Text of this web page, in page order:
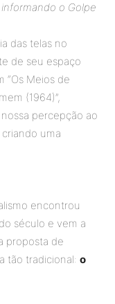
o Golpe
das telas no
de seu espaço
“Os Meios de
(1964)”,
percepção ao
uma
encontrou
século e vem a
proposta de
tão tradicional: o